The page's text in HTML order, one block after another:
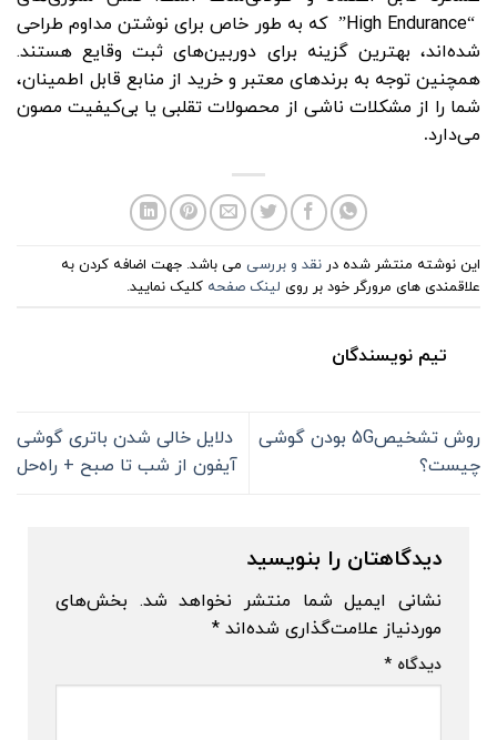
“High Endurance” که به طور خاص برای نوشتن مداوم طراحی
شده‌اند، بهترین گزینه برای دوربین‌های ثبت وقایع هستند.
همچنین توجه به برندهای معتبر و خرید از منابع قابل اطمینان،
شما را از مشکلات ناشی از محصولات تقلبی یا بی‌کیفیت مصون
می‌دارد.
این نوشته منتشر شده در نقد و بررسی می باشد. جهت اضافه کردن به
علاقمندی های مرورگر خود بر روی لینک صفحه کلیک نمایید.
تیم نویسندگان
روش تشخیص5G بودن گوشی
چیست؟
دلایل خالی شدن باتری گوشی
آیفون از شب تا صبح + راه‌حل
دیدگاهتان را بنویسید
نشانی ایمیل شما منتشر نخواهد شد. بخش‌های
موردنیاز علامت‌گذاری شده‌اند*
دیدگاه*